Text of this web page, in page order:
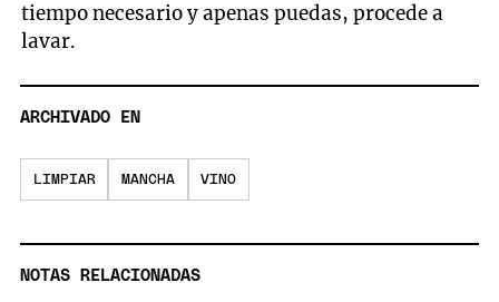
tiempo necesario y apenas puedas, procede a
lavar.
ARCHIVADO EN
LIMPIAR MANCHA VINO
NOTAS RELACIONADAS